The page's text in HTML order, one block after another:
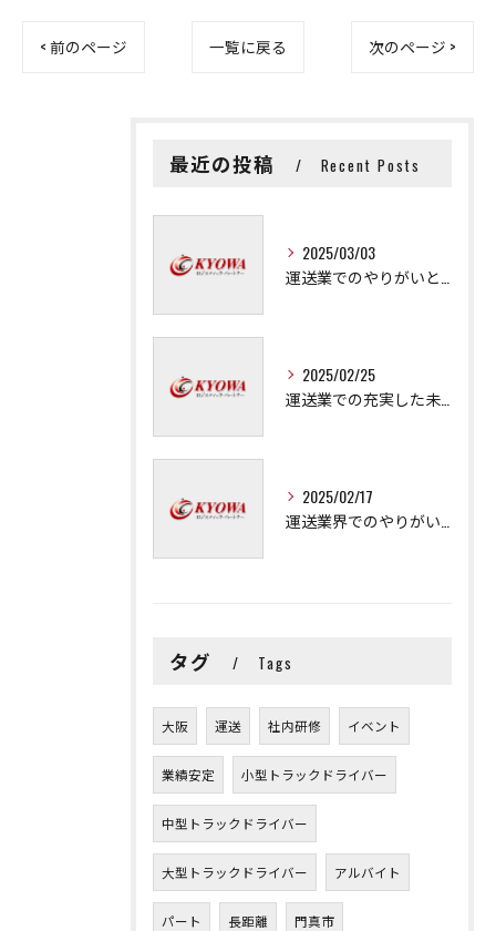
< 前のページ 一覧に戻る 次のページ >
最近の投稿 Recent Posts
2025/03/03
2025/02/25
2025/02/17
タグ Tags
大阪 運送 社内研修 イベント
業績安定 小型トラックドライバー
中型トラックドライバー
大型トラックドライバー アルバイト
パート 長距離 門真市